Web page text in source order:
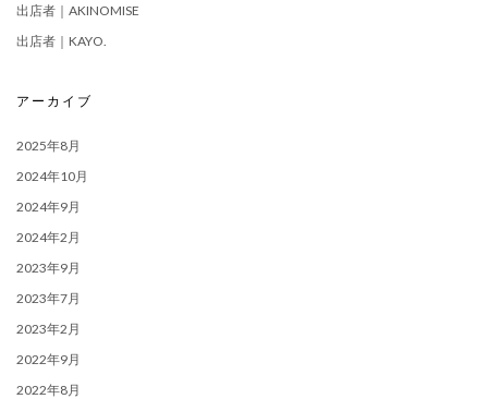
出店者｜AKINOMISE
出店者｜KAYO.
アーカイブ
2025年8月
2024年10月
2024年9月
2024年2月
2023年9月
2023年7月
2023年2月
2022年9月
2022年8月